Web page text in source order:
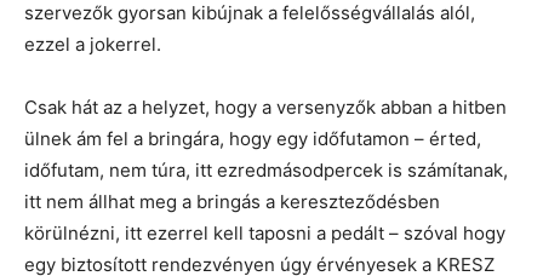
szervezők gyorsan kibújnak a felelősségvállalás alól,
ezzel a jokerrel.
Csak hát az a helyzet, hogy a versenyzők abban a hitben
ülnek ám fel a bringára, hogy egy időfutamon – érted,
időfutam, nem túra, itt ezredmásodpercek is számítanak,
itt nem állhat meg a bringás a kereszteződésben
körülnézni, itt ezerrel kell taposni a pedált – szóval hogy
egy biztosított rendezvényen úgy érvényesek a KRESZ